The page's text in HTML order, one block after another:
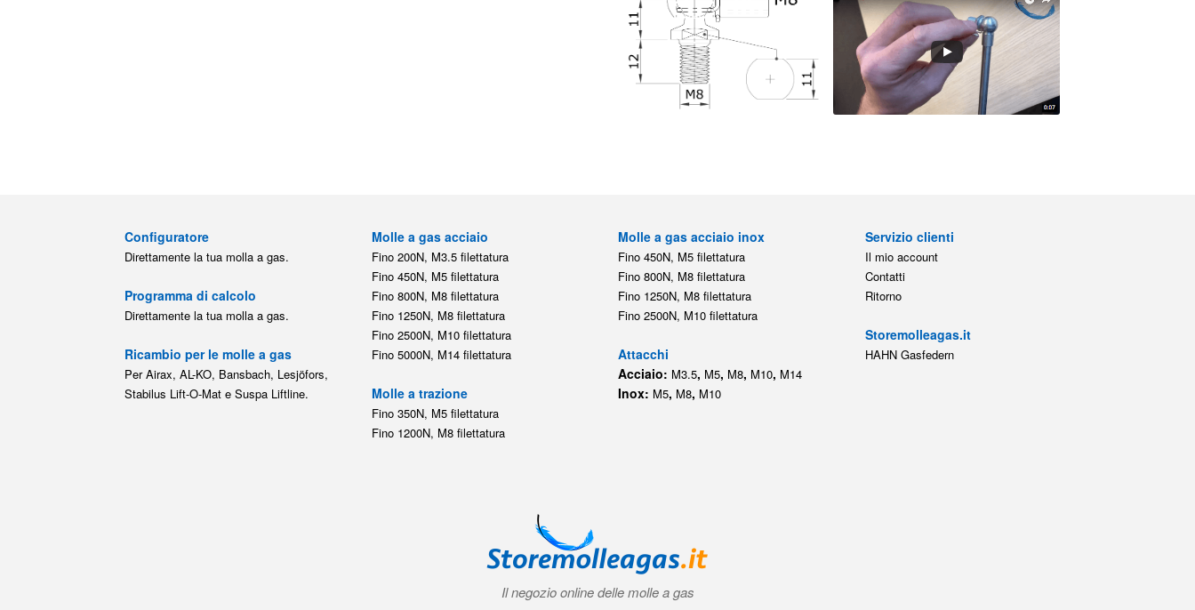
Configuratore
Direttamente la tua molla a gas.
Programma di calcolo
Direttamente la tua molla a gas.
Ricambio per le molle a gas
Per Airax, AL-KO, Bansbach, Lesjöfors,
Stabilus Lift-O-Mat e Suspa Liftline.
Molle a gas acciaio
Fino 200N, M3.5 filettatura
Fino 450N, M5 filettatura
Fino 800N, M8 filettatura
Fino 1250N, M8 filettatura
Fino 2500N, M10 filettatura
Fino 5000N, M14 filettatura
Molle a trazione
Fino 350N, M5 filettatura
Fino 1200N, M8 filettatura
Molle a gas acciaio inox
Fino 450N, M5 filettatura
Fino 800N, M8 filettatura
Fino 1250N, M8 filettatura
Fino 2500N, M10 filettatura
Attacchi
Acciaio: M3.5, M5, M8, M10, M14
Inox: M5, M8, M10
Servizio clienti
Il mio account
Contatti
Ritorno
Storemolleagas.it
HAHN Gasfedern
Il negozio online delle molle a gas